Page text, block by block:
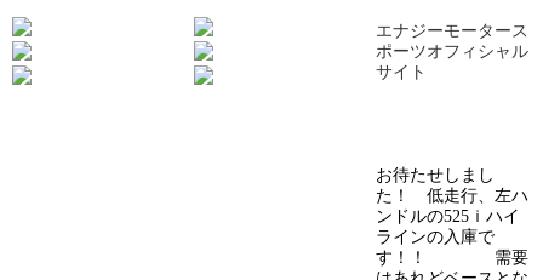
エナジーモータース
ポーツオフィシャル
サイト
お待たせしまし
た！ 低走行、左ハ
ンドルの525ｉハイ
ラインの入庫で
す！！ 需要